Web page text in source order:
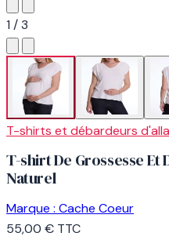
1 / 3
T-shirts et débardeurs
T-shirt De Grossesse Et
Naturel
Marque : Cache Coeur
55,00 € TTC